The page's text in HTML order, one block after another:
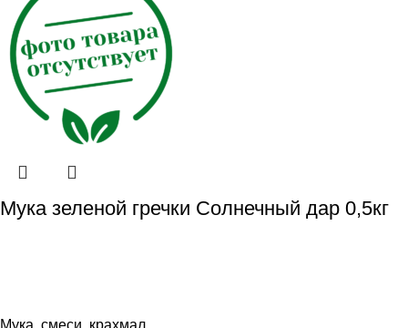
Мука зеленой гречки Солнечный дар 0,5кг